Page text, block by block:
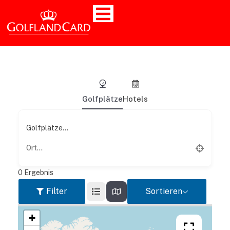
GolfplätzeHotels
Golfplätze...
0 Ergebnis
Filter Sortieren
+